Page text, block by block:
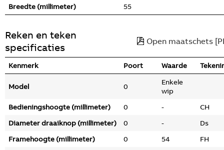
Breedte (millimeter)
55
Reken en teken
specificaties
Open maatschets
Kenmerk Poort Waarde
Model 0
Enkele
wip
Bedieningshoogte (millimeter)
0 -
CH
Diameter draaiknop (millimeter)
0 -
Ds
Framehoogte (millimeter)
0 54
FH